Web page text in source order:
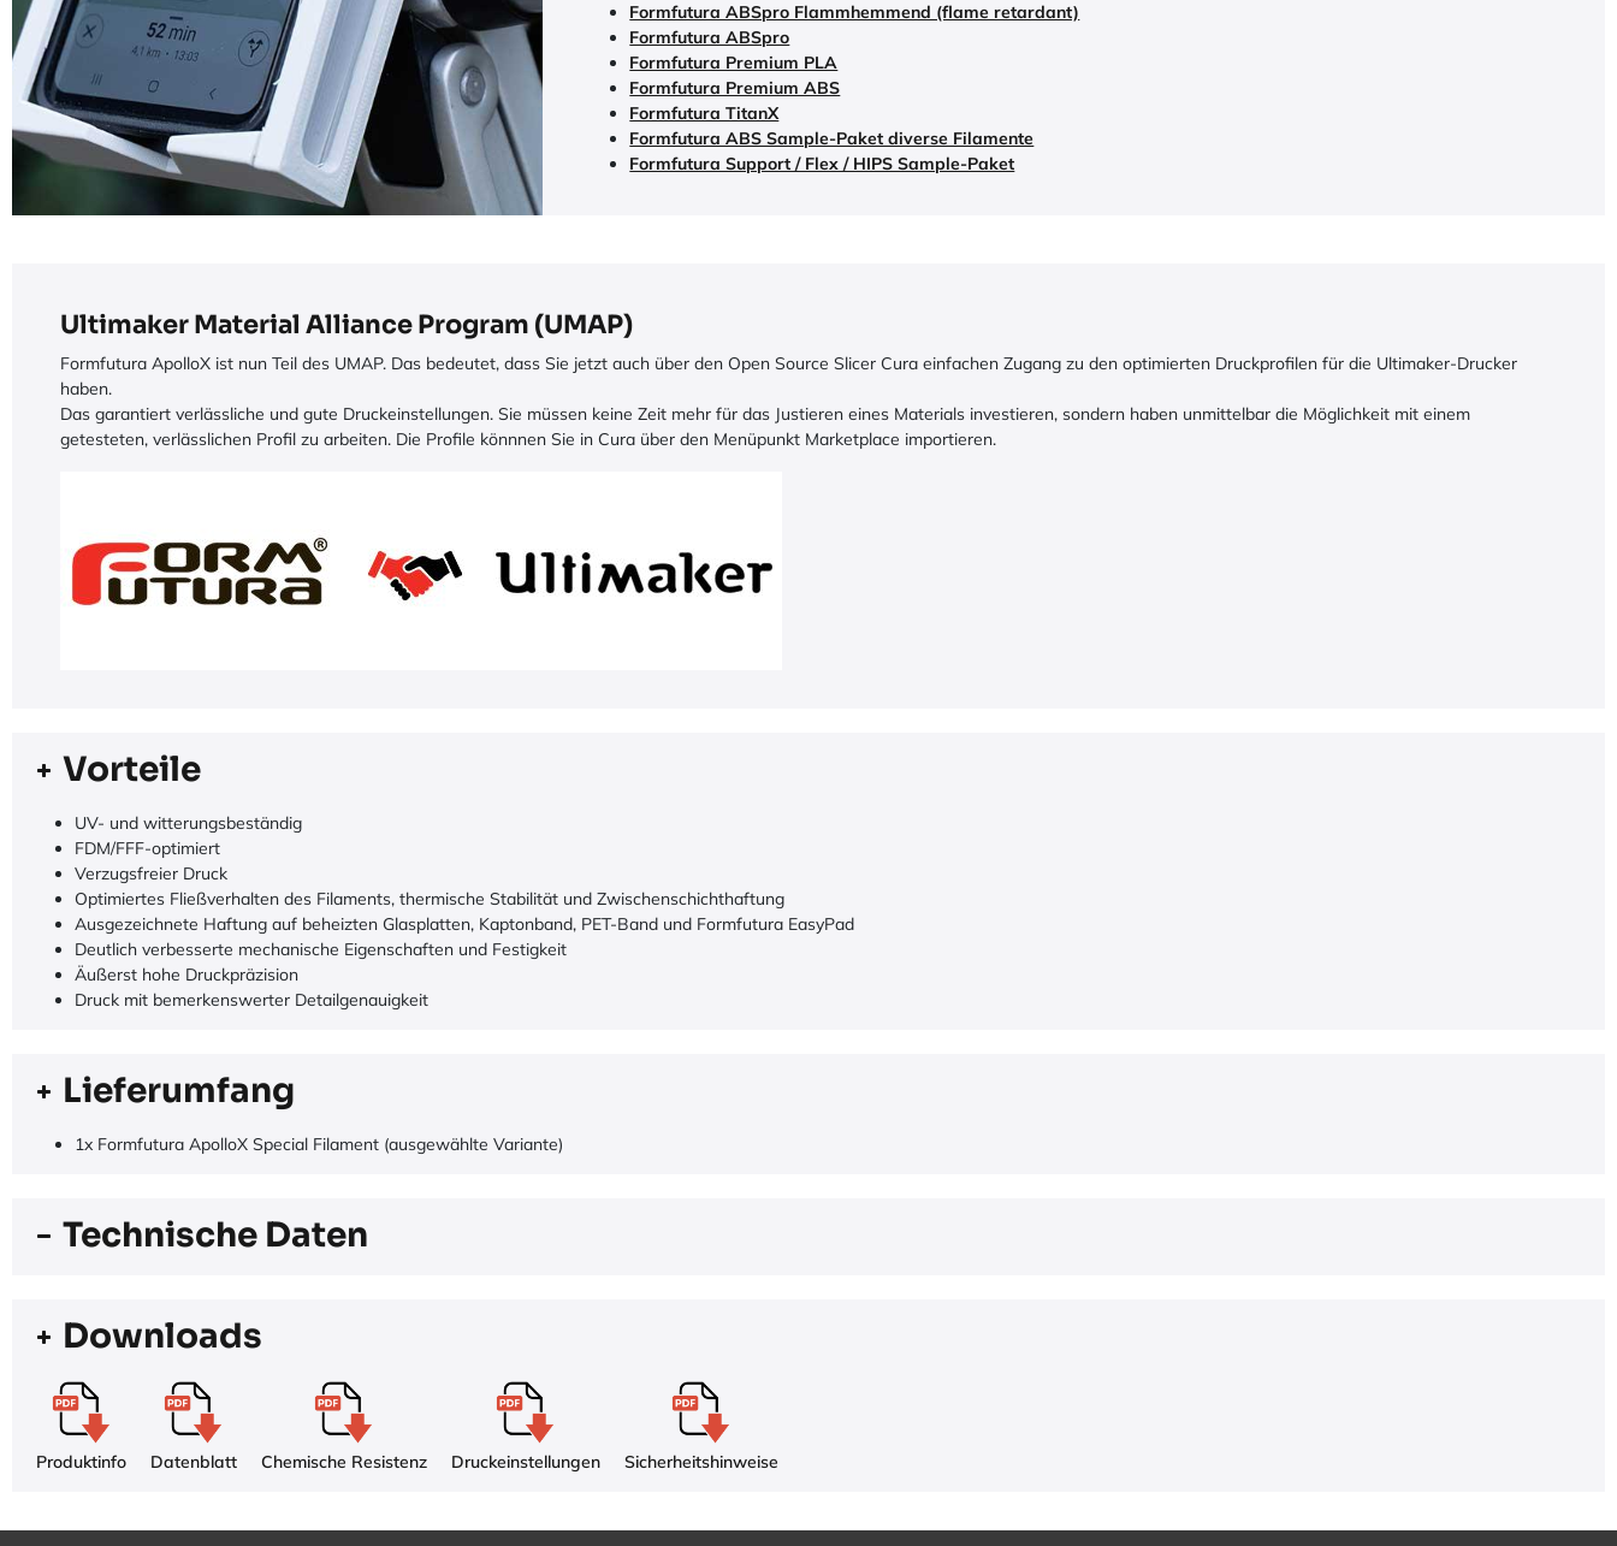
Formfutura ABSpro Flammhemmend (flame retardant)
Formfutura ABSpro
Formfutura Premium PLA
Formfutura Premium ABS
Formfutura TitanX
Formfutura ABS Sample-Paket diverse Filamente
Formfutura Support / Flex / HIPS Sample-Paket
Ultimaker Material Alliance Program (UMAP)
Formfutura ApolloX ist nun Teil des UMAP. Das bedeutet, dass Sie jetzt auch über den Open Source Slicer Cura einfachen Zugang zu den optimierten Druckprofilen für die Ultimaker-Drucker
haben.
Das garantiert verlässliche und gute Druckeinstellungen. Sie müssen keine Zeit mehr für das Justieren eines Materials investieren, sondern haben unmittelbar die Möglichkeit mit einem
getesteten, verlässlichen Profil zu arbeiten. Die Profile könnnen Sie in Cura über den Menüpunkt Marketplace importieren.
Vorteile
UV- und witterungsbeständig
FDM/FFF-optimiert
Verzugsfreier Druck
Optimiertes Fließverhalten des Filaments, thermische Stabilität und Zwischenschichthaftung
Ausgezeichnete Haftung auf beheizten Glasplatten, Kaptonband, PET-Band und Formfutura EasyPad
Deutlich verbesserte mechanische Eigenschaften und Festigkeit
Äußerst hohe Druckpräzision
Druck mit bemerkenswerter Detailgenauigkeit
Lieferumfang
1x Formfutura ApolloX Special Filament (ausgewählte Variante)
Technische Daten
Downloads
Produktinfo Datenblatt Chemische Resistenz Druckeinstellungen Sicherheitshinweise